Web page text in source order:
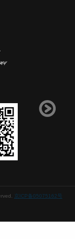
京ICP备05075162号